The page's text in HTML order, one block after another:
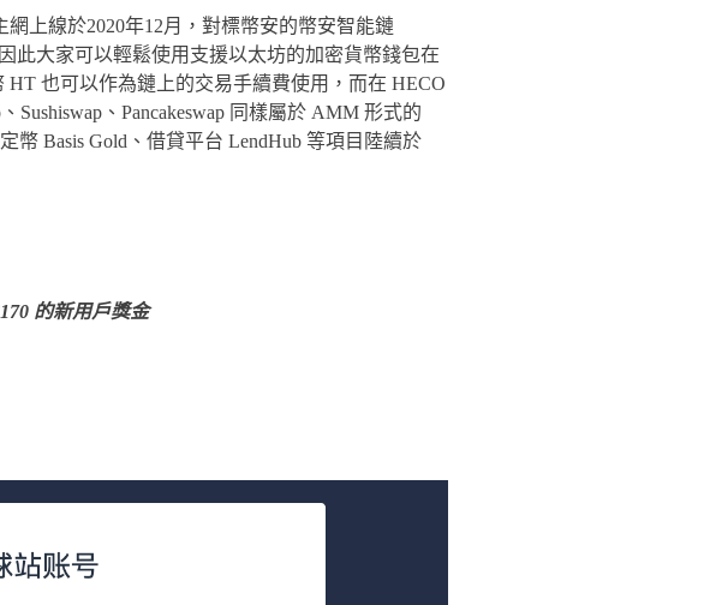
上線於2020年12月，對標幣安的幣安智能鏈
此大家可以輕鬆使用支援以太坊的加密貨幣錢包在
也可以作為鏈上的交易手續費使用，而在 HECO
、Pancakeswap 同樣屬於 AMM 形式的
幣 Basis Gold、借貸平台 LendHub 等項目陸續於
的新用戶獎金